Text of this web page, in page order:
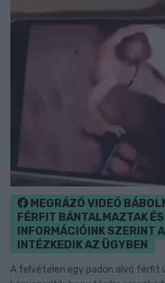
MEGRÁZÓ VIDEÓ
FÉRFIT BÁNTALMAZTAK
INFORMÁCIÓINK SZERINT
INTÉZKEDIK AZ ÜGYBEN
A felvételen egy padon alvó férfit